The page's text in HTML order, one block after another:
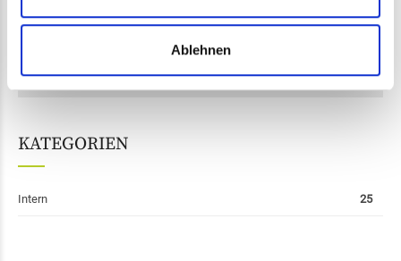
Ablehnen
NACHRICHTENARCHIV
Monat auswählen
KATEGORIEN
Intern 25